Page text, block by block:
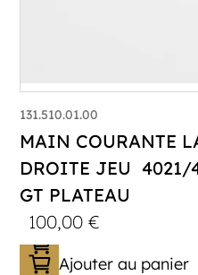
131.510.01.00
MAIN COURANTE
DROITE JEU 4021/
GT PLATEAU
100,00€
Ajouter au panier